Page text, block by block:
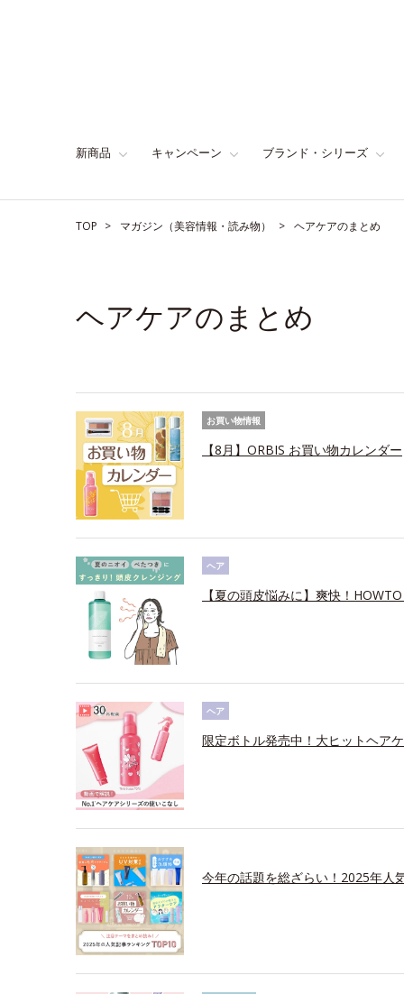
新商品 キャンペーン ブランド・シリーズ
TOP マガジン（美容情報・読み物） ヘアケアのまとめ
ヘアケアのまとめ
お買い物情報
【8月】ORBIS お買い物カレンダー
ヘア
【夏の頭皮悩みに】爽快！
ヘア
限定ボトル発売中！大ヒットヘア
今年の話題を総ざらい！2025年人